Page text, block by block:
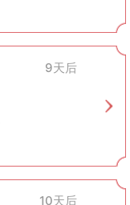
9天后
10天后